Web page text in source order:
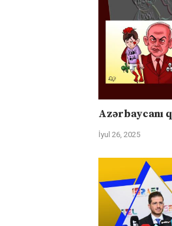
Azərbaycanı
İyul 26, 2025